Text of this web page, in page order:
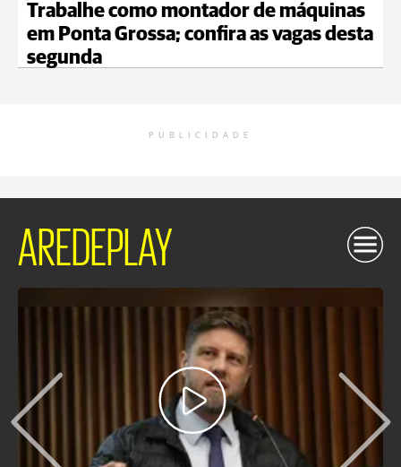
Trabalhe como montador de máquinas
em Ponta Grossa; confira as vagas desta
segunda
PUBLICIDADE
AREDEPLAY